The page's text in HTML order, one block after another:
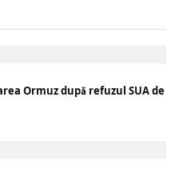
Ormuz după refuzul SUA de